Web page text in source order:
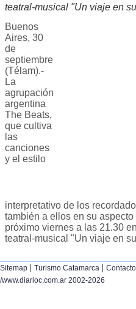
teatral-musical "Un viaje en
Buenos
Aires, 30
de
septiembre
(Télam).-
La
agrupación
argentina
The Beats,
que cultiva
las
canciones
y el estilo
interpretativo de los
también a ellos en su
próximo viernes a las 21.30
teatral-musical "Un viaje en
Sitemap | Turismo Catamarca | Contacto
/www.diarioc.com.ar 2002-2026